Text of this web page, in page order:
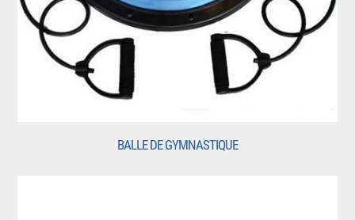
BALLE DE GYMNASTIQUE